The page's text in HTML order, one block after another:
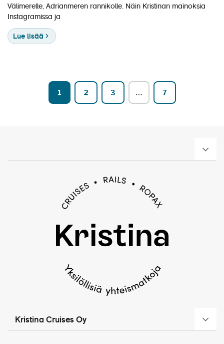
Välimerelle, Adrianmeren rannikolle. Näin Kristinan mainoksia
Instagramissa ja
Lue lisää
1 2 3 … 7
Kristina Cruises Oy